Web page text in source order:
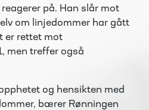
på. Han slår mot
om linjedommer har gått
er rettet mot
men treffer også
og hensikten med
bærer Rønningen